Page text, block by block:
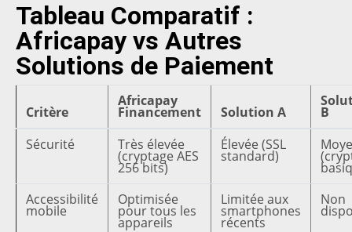
Tableau Comparatif :
Africapay vs Autres
Solutions de Paiement
Critère
Africapay
Financement Solution A
B
Sécurité
Très élevée
(cryptage AES
256 bits)
Élevée (SSL
standard)
Accessibilité
mobile
Optimisée
pour tous les
appareils
Limitée aux
smartphones
récents
Non